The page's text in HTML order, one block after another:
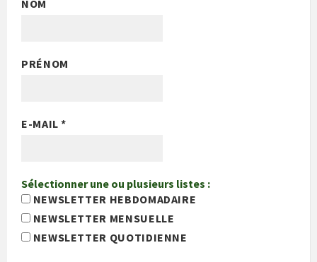
NOM
PRÉNOM
E-MAIL*
Sélectionner une ou plusieurs listes :
NEWSLETTER HEBDOMADAIRE
NEWSLETTER MENSUELLE
NEWSLETTER QUOTIDIENNE